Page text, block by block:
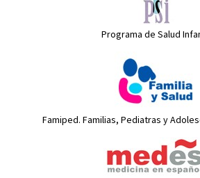
Programa de Salud
Famiped. Familias, Pediatras y